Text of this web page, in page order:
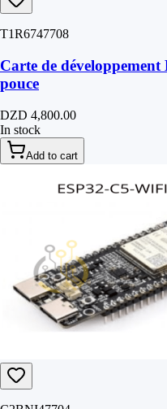
T1R6747708
Carte de développement
pouce
DZD 4,800.00
In stock
Add to cart